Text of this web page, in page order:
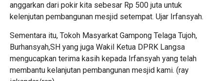
anggarkan dari pokir kita sebesar Rp 500 juta untuk
kelenjutan pembangunan mesjid setempat. Ujar Irfansyah.
Sementara itu, Tokoh Masyarkat Gampong Telaga Tujoh,
Burhansyah,SH yang juga Wakil Ketua DPRK Langsa
mengucapkan terima kasih kepada Irfansyah yang telah
membantu kelanjutan pembangunan mesjid kami. (ray